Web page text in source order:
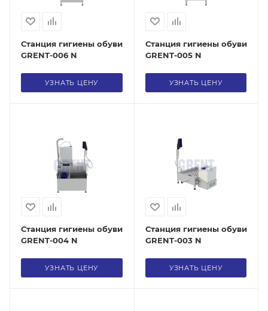
Станция гигиены обуви
GRENT-006 N
УЗНАТЬ ЦЕНУ
Станция гигиены обуви
GRENT-005 N
УЗНАТЬ ЦЕНУ
Станция гигиены обуви
GRENT-004 N
УЗНАТЬ ЦЕНУ
Станция гигиены обуви
GRENT-003 N
УЗНАТЬ ЦЕНУ